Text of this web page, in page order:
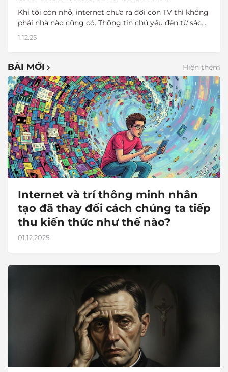
Khi tôi còn nhỏ, internet chưa ra đời còn TV thì không
phải nhà nào cũng có. Thông tin chủ yếu đến từ sách
báo. Mỗi lần muốn tìm một thông tin về khoa học,
1.12.25
BÀI MỚI Hiện thêm
Internet và trí thông minh nhân
tạo đã thay đổi cách chúng ta tiếp
thu kiến thức như thế nào?
01.12.2025